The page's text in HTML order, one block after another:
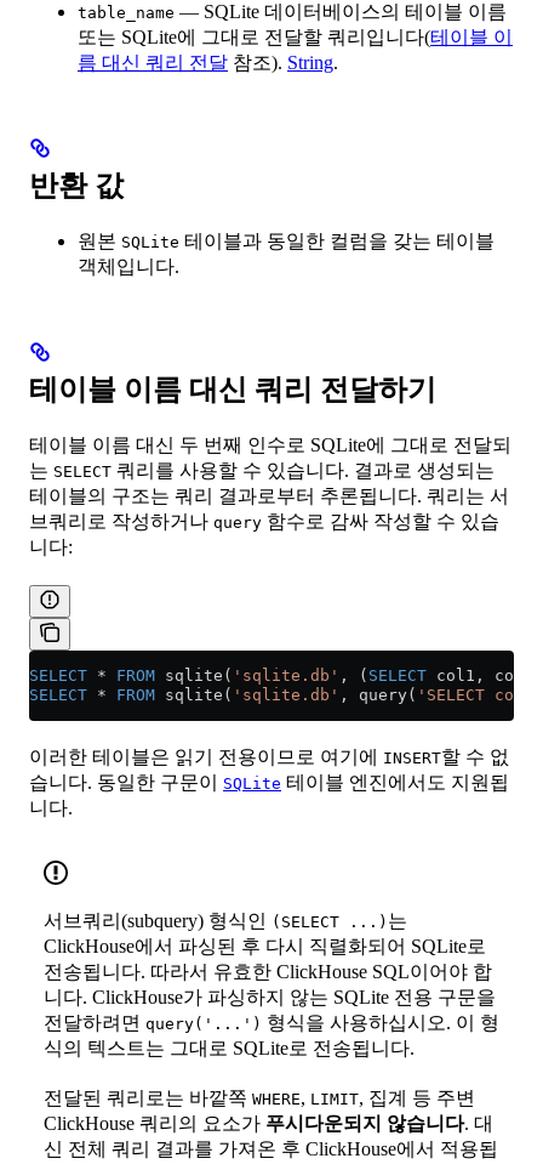
table_name — SQLite 데이터베이스의 테이블 이름
또는 SQLite에 그대로 전달할 쿼리입니다(테이블 이
름 대신 쿼리 전달 참조). String.
반환 값
원본 SQLite 테이블과 동일한 컬럼을 갖는 테이블
객체입니다.
테이블 이름 대신 쿼리 전달하기
테이블 이름 대신 두 번째 인수로 SQLite에 그대로 전달되
는 SELECT 쿼리를 사용할 수 있습니다. 결과로 생성되는
테이블의 구조는 쿼리 결과로부터 추론됩니다. 쿼리는 서
브쿼리로 작성하거나 query 함수로 감싸 작성할 수 있습
니다:
SELECT * FROM sqlite( 'sqlite.db' , ( SELECT col1, col2
SELECT * FROM sqlite( 'sqlite.db' , query( 'SELECT
이러한 테이블은 읽기 전용이므로 여기에 INSERT할 수 없
습니다. 동일한 구문이
SQLite 테이블 엔진에서도 지원됩
니다.
서브쿼리(subquery) 형식인 (SELECT ...) 는
ClickHouse에서 파싱된 후 다시 직렬화되어 SQLite로
전송됩니다. 따라서 유효한 ClickHouse SQL이어야 합
니다. ClickHouse가 파싱하지 않는 SQLite 전용 구문을
전달하려면 query('...') 형식을 사용하십시오. 이 형
식의 텍스트는 그대로 SQLite로 전송됩니다.
전달된 쿼리로는 바깥쪽 WHERE, LIMIT, 집계 등 주변
ClickHouse 쿼리의 요소가 푸시다운되지 않습니다. 대
신 전체 쿼리 결과를 가져온 후 ClickHouse에서 적용됩